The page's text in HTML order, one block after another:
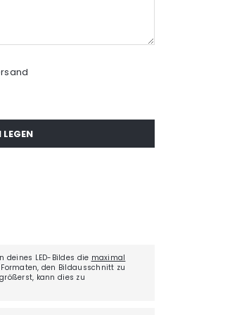
deines LED-Bildes die maximal
den Bildausschnitt zu
kann dies zu